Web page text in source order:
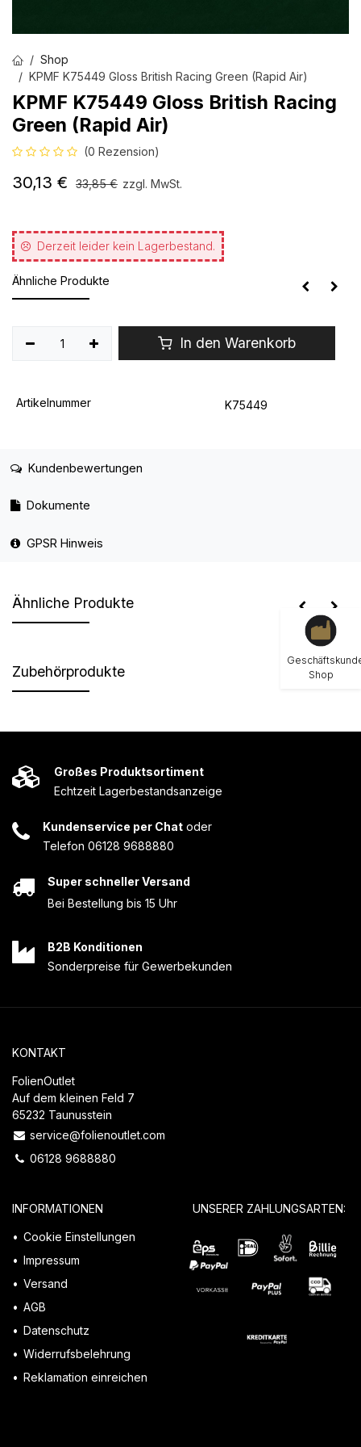
Shop
KPMF K75449 Gloss British Racing Green (Rapid Air)
KPMF K75449 Gloss British Racing
Green (Rapid Air)
(0 Rezension)
30,13 € 33,85€ zzgl. MwSt.
Derzeit leider kein Lagerbestand.
Ähnliche Produkte
In den Warenkorb
Artikelnummer K75449
Kundenbewertungen
Dokumente
GPSR Hinweis
Ähnliche Produkte
Zubehörprodukte
Großes Produktsortiment
Echtzeit Lagerbestandsanzeige
Kundenservice per Chat oder
Telefon 06128 9688880
Super schneller Versand
Bei Bestellung bis 15 Uhr
B2B Konditionen
Sonderpreise für Gewerbekunden
KONTAKT
FolienOutlet
Auf dem kleinen Feld 7
65232 Taunusstein
service@folienoutlet.com
06128 9688880
INFORMATIONEN
Cookie Einstellungen
Impressum
Versand
AGB
Datenschutz
Widerrufsbelehrung
Reklamation einreichen
UNSERER ZAHLUNGSARTEN:
Shop